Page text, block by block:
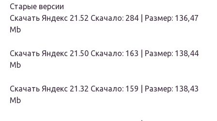
Старые версии
Скачать Яндекс 21.52 Скачало: 284 | Размер: 136,47
Mb
Скачать Яндекс 21.50 Скачало: 163 | Размер: 138,44
Mb
Скачать Яндекс 21.32 Скачало: 159 | Размер: 138,43
Mb